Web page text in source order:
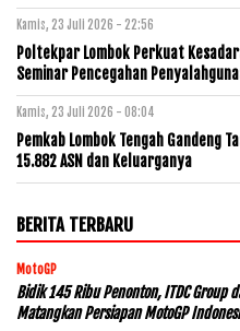
Kamis, 23 Juli 2026 - 22:56
Poltekpar Lombok Perkuat
Seminar Pencegahan
Kamis, 23 Juli 2026 - 08:04
Pemkab Lombok Tengah Gandeng
15.882 ASN dan Keluarganya
BERITA TERBARU
MotoGP
Bidik 145 Ribu Penonton, ITDC Group
Matangkan Persiapan MotoGP